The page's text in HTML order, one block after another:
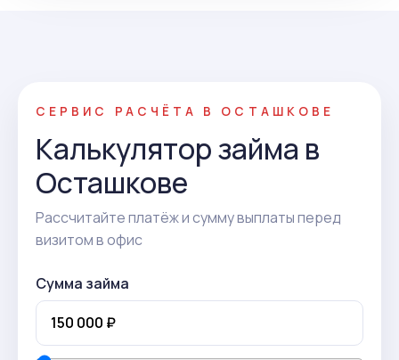
СЕРВИС РАСЧЁТА В ОСТАШКОВЕ
Калькулятор займа в
Осташкове
Рассчитайте платёж и сумму выплаты перед
визитом в офис
Сумма займа